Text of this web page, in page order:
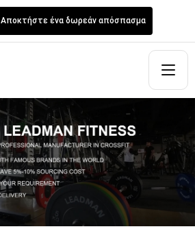
Αποκτήστε ένα δωρεάν απόσπασμα